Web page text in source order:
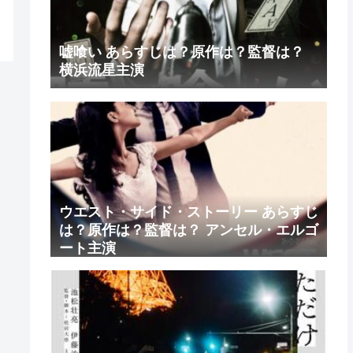
嘘喰い あらすじは？原作は？監督は？
横浜流星主演
ウエスト・サイド・ストーリー あらすじ
は？原作は？監督は？ アンセル・エルゴ
ート主演